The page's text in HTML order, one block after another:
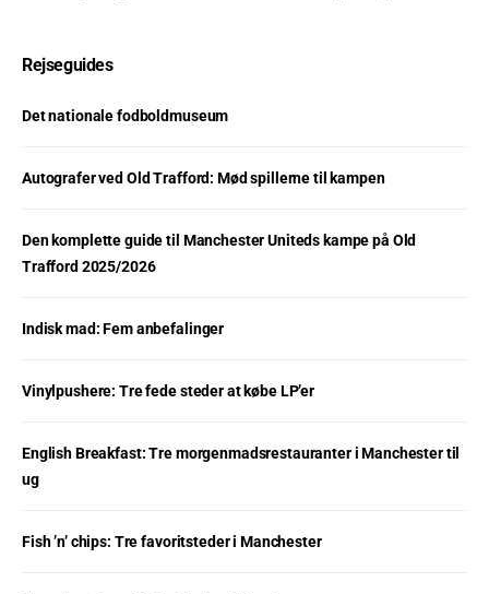
Rejseguides
Det nationale fodboldmuseum
Autografer ved Old Trafford: Mød spillerne til kampen
Den komplette guide til Manchester Uniteds kampe på Old
Trafford 2025/2026
Indisk mad: Fem anbefalinger
Vinylpushere: Tre fede steder at købe LP’er
English Breakfast: Tre morgenmadsrestauranter i Manchester til
ug
Fish ’n’ chips: Tre favoritsteder i Manchester